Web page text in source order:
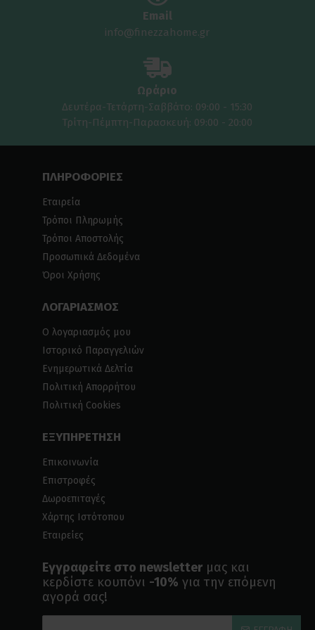
Email
info@finezzahome.gr
Ωράριο
Δευτέρα-Τετάρτη-Σαββάτο: 09:00 - 15:30
Τρίτη-Πέμπτη-Παρασκευή: 09:00 - 20:00
ΠΛΗΡΟΦΟΡΙΕΣ
Εταιρεία
Τρόποι Πληρωμής
Τρόποι Αποστολής
Προσωπικά Δεδομένα
Όροι Χρήσης
ΛΟΓΑΡΙΑΣΜΟΣ
Ο λογαριασμός μου
Ιστορικό Παραγγελιών
Ενημερωτικά Δελτία
Πολιτική Απορρήτου
Πολιτική Cookies
ΕΞΥΠΗΡΕΤΗΣΗ
Επικοινωνία
Επιστροφές
Δωροεπιταγές
Χάρτης Ιστότοπου
Εταιρείες
Εγγραφείτε στο newsletter μας και
κερδίστε κουπόνι -10% για την επόμενη
αγορά σας!